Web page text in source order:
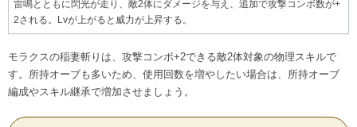
雷鳴とともに閃光が走り、敵2体にダメージを与え、追加で攻撃コンボ数が+
2される。Lvが上がると威力が上昇する。
モラクスの稲妻斬りは、攻撃コンボ+2できる敵2体対象の物理スキルで
す。所持オーブも多いため、使用回数を増やしたい場合は、所持オーブ
編成やスキル継承で増加させましょう。